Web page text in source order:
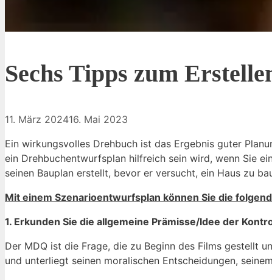
Sechs Tipps zum
11. März 202416. Mai 2023
Ein wirkungsvolles Drehbuch ist das Ergebnis guter
ein Drehbuchentwurfsplan hilfreich sein wird, wenn Sie
seinen Bauplan erstellt, bevor er versucht, ein Haus zu
Mit einem Szenarioentwurfsplan können Sie die
1. Erkunden Sie die allgemeine Prämisse/Idee der
Der MDQ ist die Frage, die zu Beginn des Films gestellt
und unterliegt seinen moralischen Entscheidungen,